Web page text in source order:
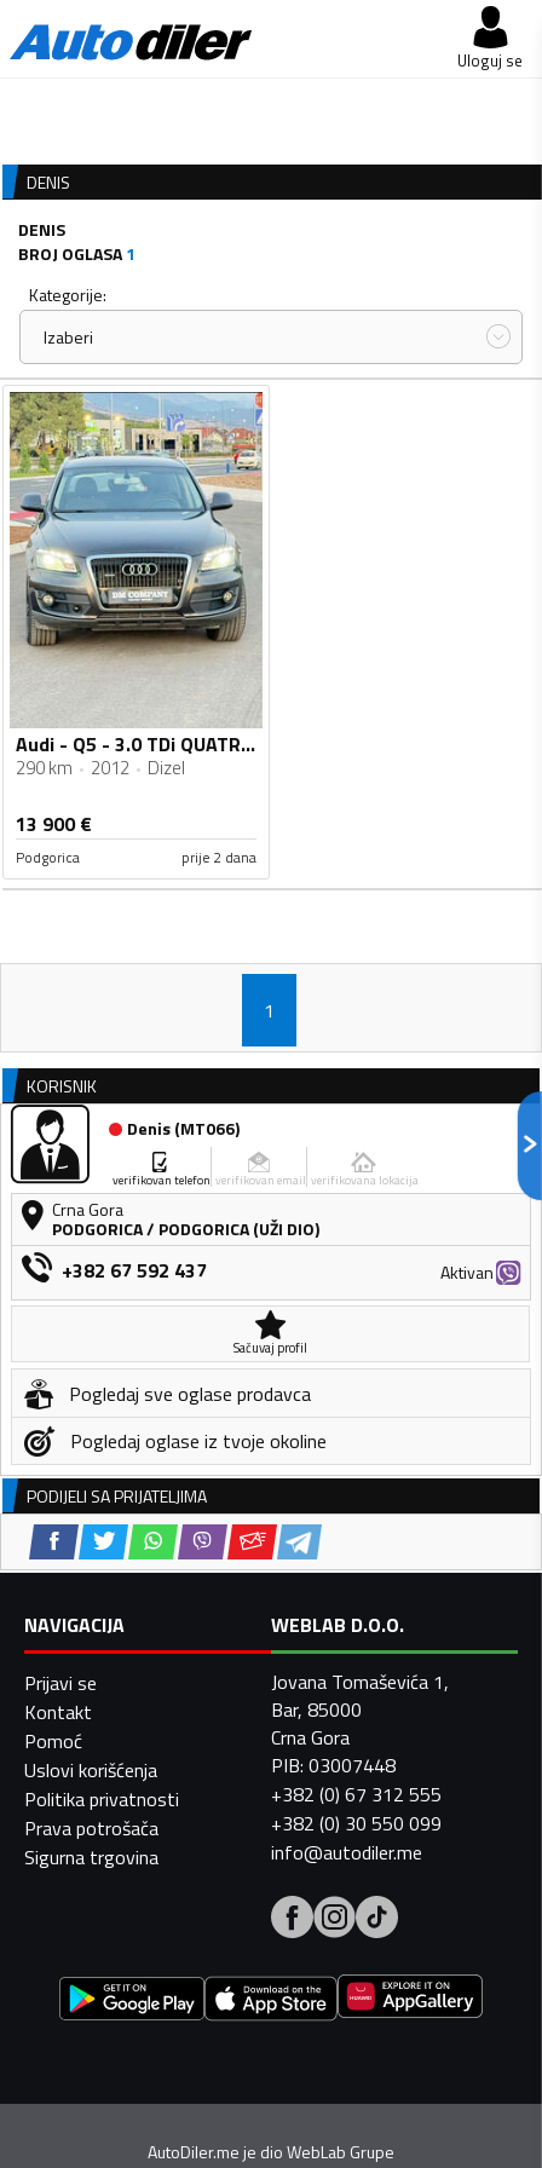
Uloguj se
DENIS
DENIS
BROJ OGLASA1
Kategorije:
Izaberi
Audi - Q5 - 3.0 TDi QUATRO. 4x4
290 km 2012 Dizel
13 900€
Podgorica prije 2 dana
1
KORISNIK
Denis(MT066)
verifikovan telefon verifikovan email verifikovana lokacija
Crna Gora
PODGORICA/ PODGORICA (UŽI DIO)
+382 67 592 437 Aktivan
Sačuvaj profil
Pogledaj sve oglase prodavca
Pogledaj oglase iz tvoje okoline
PODIJELI SA PRIJATELJIMA
NAVIGACIJA
Prijavi se
Kontakt
Pomoć
Uslovi korišćenja
Politika privatnosti
Prava potrošača
Sigurna trgovina
WEBLAB D.O.O.
Jovana Tomaševića 1,
Bar, 85000
Crna Gora
PIB: 03007448
+382 (0) 67 312 555
+382 (0) 30 550 099
info@autodiler.me
AutoDiler.me je dioWebLab Grupe